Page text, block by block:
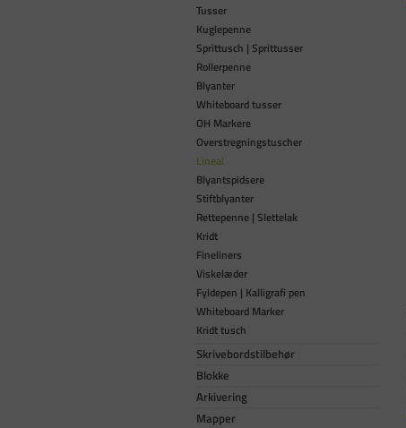
Tusser
Kuglepenne
Sprittusch | Sprittusser
Rollerpenne
Blyanter
Whiteboard tusser
OH Markere
Overstregningstuscher
Lineal
Blyantspidsere
Stiftblyanter
Rettepenne | Slettelak
Kridt
Fineliners
Viskelæder
Fyldepen | Kalligrafi pen
Whiteboard Marker
Kridt tusch
Skrivebordstilbehør
Blokke
Arkivering
Mapper